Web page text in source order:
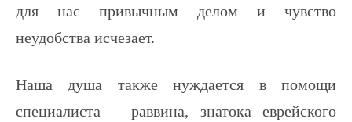
для нас привычным делом и чувство
неудобства исчезает.
Наша душа также нуждается в помощи
специалиста – раввина, знатока еврейского